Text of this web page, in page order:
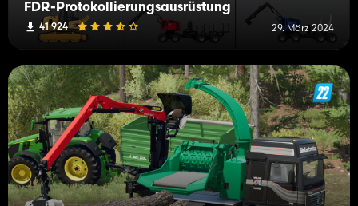
FDR-Protokollierungsausrüstung
41 924 29. März 2024